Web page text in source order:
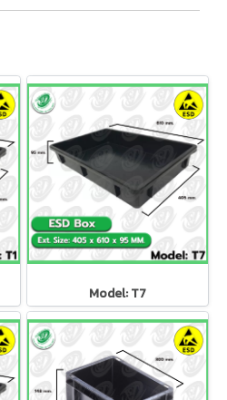
Model: T7